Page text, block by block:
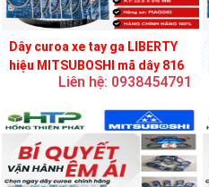
Dây curoa xe tay ga LIBERTY
hiệu MITSUBOSHI mã dây 816
Liên hệ: 0938454791